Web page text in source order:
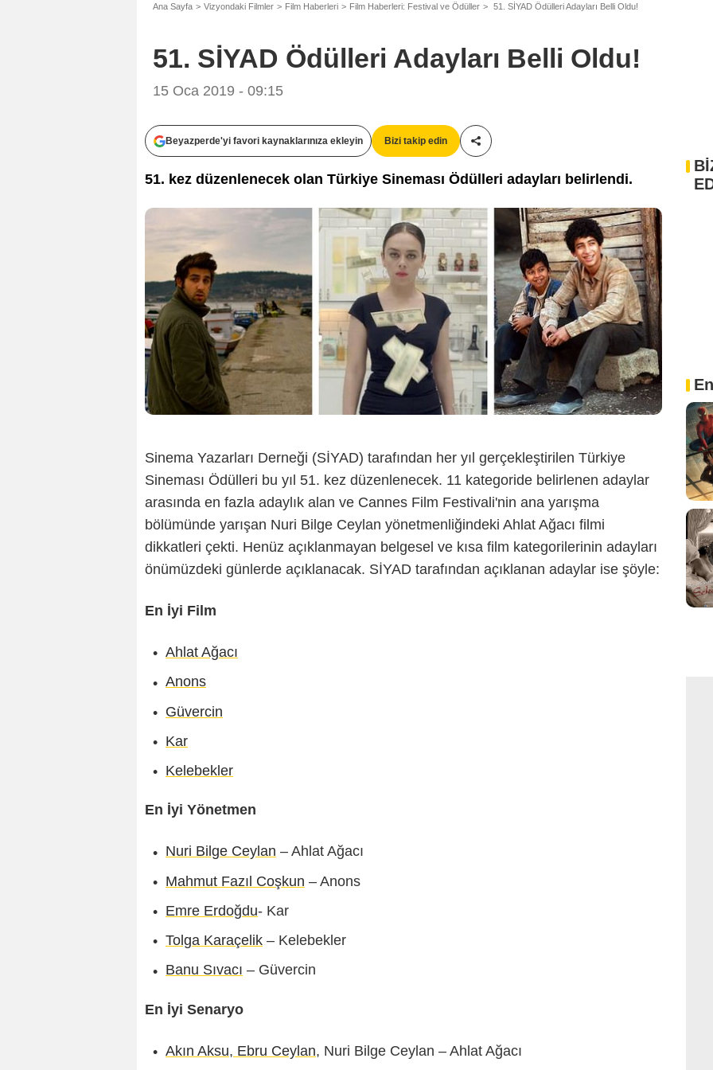
Ana Sayfa Vizyondaki Filmler Film Haberleri Film Haberleri: Festival ve Ödüller 51. SİYAD Ödülleri Adayları Belli Oldu!
51. SİYAD Ödülleri Adayları Belli Oldu!
15 Oca 2019 - 09:15
Beyazperde'yi favori kaynaklarınıza ekleyin Bizi takip edin
Paylaş!
51. kez düzenlenecek olan Türkiye Sineması Ödülleri adayları belirlendi.
Sinema Yazarları Derneği (SİYAD) tarafından her yıl gerçekleştirilen Türkiye
Sineması Ödülleri bu yıl 51. kez düzenlenecek. 11 kategoride belirlenen adaylar
arasında en fazla adaylık alan ve Cannes Film Festivali'nin ana yarışma
bölümünde yarışan Nuri Bilge Ceylan yönetmenliğindeki Ahlat Ağacı filmi
dikkatleri çekti. Henüz açıklanmayan belgesel ve kısa film kategorilerinin adayları
önümüzdeki günlerde açıklanacak. SİYAD tarafından açıklanan adaylar ise şöyle:
En İyi Film
Ahlat Ağacı
Anons
Güvercin
Kar
Kelebekler
En İyi Yönetmen
Nuri Bilge Ceylan – Ahlat Ağacı
Mahmut Fazıl Coşkun – Anons
Emre Erdoğdu- Kar
Tolga Karaçelik – Kelebekler
Banu Sıvacı – Güvercin
En İyi Senaryo
Akın Aksu, Ebru Ceylan, Nuri Bilge Ceylan – Ahlat Ağacı